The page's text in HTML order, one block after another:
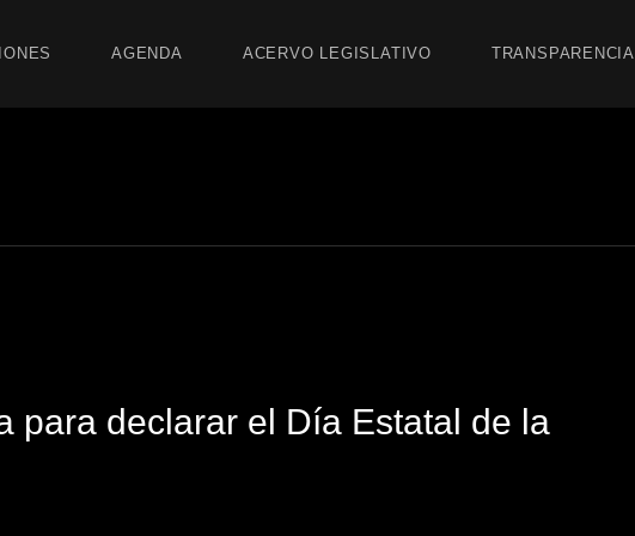
AGENDA ACERVO LEGISLATIVO TRANSPARENCIA
para declarar el Día Estatal de la